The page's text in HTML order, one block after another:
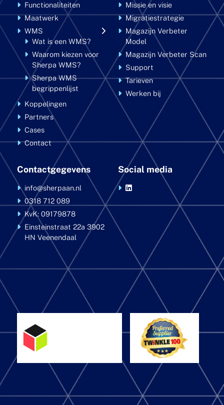
Functionaliteiten
Maatwerk
WMS
Wat is een WMS?
Waarom kiezen voor
Sherpa WMS?
Sherpa WMS
begrippenlijst
Koppelingen
Partners
Cases
Contact
Missie en visie
Migratiestrategie
Magazijn Verbeter
Model
Magazijn Verbeter Scan
Support
Tarieven
Werken bij
Contactgegevens
info@sherpaan.nl
0318 712 089
KvK: 09179878
Einsteinstraat 22a3902
HN Veenendaal
Social media